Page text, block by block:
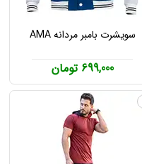
سویشرت بامبر مردانه AMA
699,000 تومان